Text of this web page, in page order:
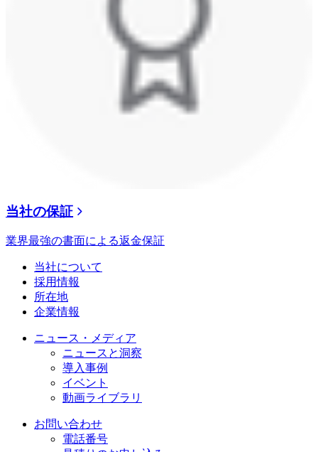
当社の保証
業界最強の書面による返金保証
当社について
採用情報
所在地
企業情報
ニュース・メディア
ニュースと洞察
導入事例
イベント
動画ライブラリ
お問い合わせ
電話番号